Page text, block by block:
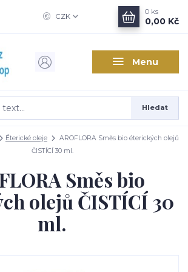
Menu
CZK
Hledat
0 ks
0,00 Kč
Éterické oleje
AROFLORA Směs bio éterických olejů
ČISTÍCÍ 30 ml.
Směs bio
olejů ČISTÍCÍ 30
ml.